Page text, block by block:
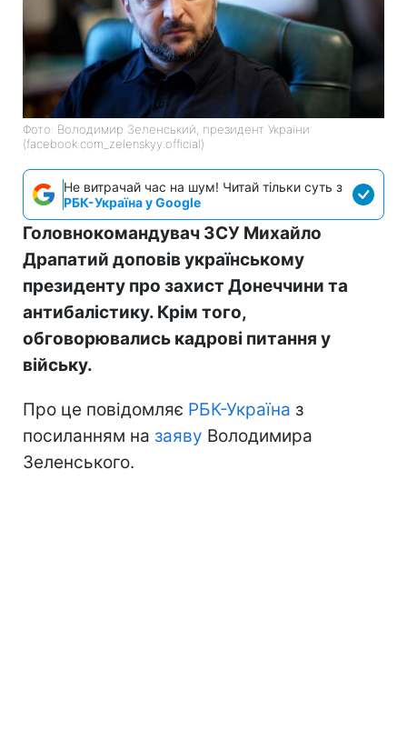
Фото: Володимир Зеленський, президент України
(facebook.com_zelenskyy.official)
Не витрачай час на шум! Читай тільки суть з
РБК-Україна у Google
Головнокомандувач ЗСУ Михайло
Драпатий доповів українському
президенту про захист Донеччини та
антибалістику. Крім того,
обговорювались кадрові питання у
війську.
Про це повідомляє РБК-Україна з
посиланням на заяву Володимира
Зеленського.